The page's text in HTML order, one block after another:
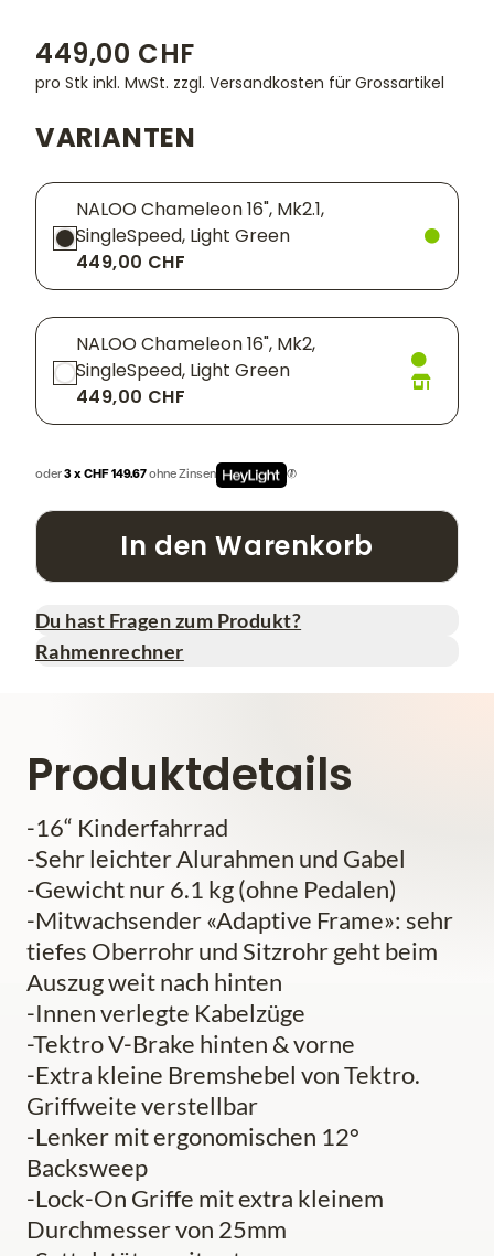
449,00 CHF
pro Stk inkl. MwSt. zzgl. Versandkosten für Grossartikel
VARIANTEN
NALOO Chameleon 16", Mk2.1,
SingleSpeed, Light Green
449,00 CHF
NALOO Chameleon 16", Mk2,
SingleSpeed, Light Green
449,00 CHF
oder3 x CHF 149.67ohne Zinsen
In den Warenkorb
Du hast Fragen zum Produkt?
Rahmenrechner
Produktdetails
-16“ Kinderfahrrad
-Sehr leichter Alurahmen und Gabel
-Gewicht nur 6.1 kg (ohne Pedalen)
-Mitwachsender «Adaptive Frame»: sehr
tiefes Oberrohr und Sitzrohr geht beim
Auszug weit nach hinten
-Innen verlegte Kabelzüge
-Tektro V-Brake hinten & vorne
-Extra kleine Bremshebel von Tektro.
Griffweite verstellbar
-Lenker mit ergonomischen 12°
Backsweep
-Lock-On Griffe mit extra kleinem
Durchmesser von 25mm